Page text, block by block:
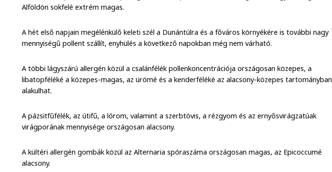
Alföldön sokfelé extrém magas.
A hét első napjain megélénkülő keleti szél a Dunántúlra és a főváros környékére is további nagy
mennyiségű pollent szállít, enyhülés a következő napokban még nem várható.
A többi lágyszárú allergén közül a csalánfélék pollenkoncentrációja országosan közepes, a
libatopféléké a közepes-magas, az ürömé és a kenderféléké az alacsony-közepes tartományban
alakulhat.
A pázsitfűfélék, az útifű, a lórom, valamint a szerbtövis, a rézgyom és az ernyősvirágzatúak
virágporának mennyisége országosan alacsony.
A kültéri allergén gombák közül az Alternaria spóraszáma országosan magas, az Epicoccumé
alacsony.